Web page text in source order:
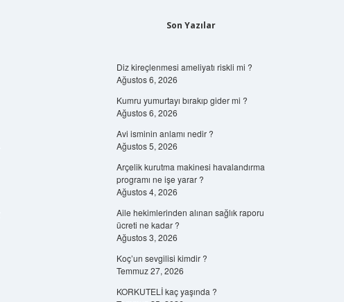
Son Yazılar
Diz kireçlenmesi ameliyatı riskli mi ?
Ağustos 6, 2026
Kumru yumurtayı bırakıp gider mi ?
Ağustos 6, 2026
Avi isminin anlamı nedir ?
Ağustos 5, 2026
Arçelik kurutma makinesi havalandırma
programı ne işe yarar ?
Ağustos 4, 2026
Aile hekimlerinden alınan sağlık raporu
ücreti ne kadar ?
Ağustos 3, 2026
Koç’un sevgilisi kimdir ?
Temmuz 27, 2026
KORKUTELİ kaç yaşında ?